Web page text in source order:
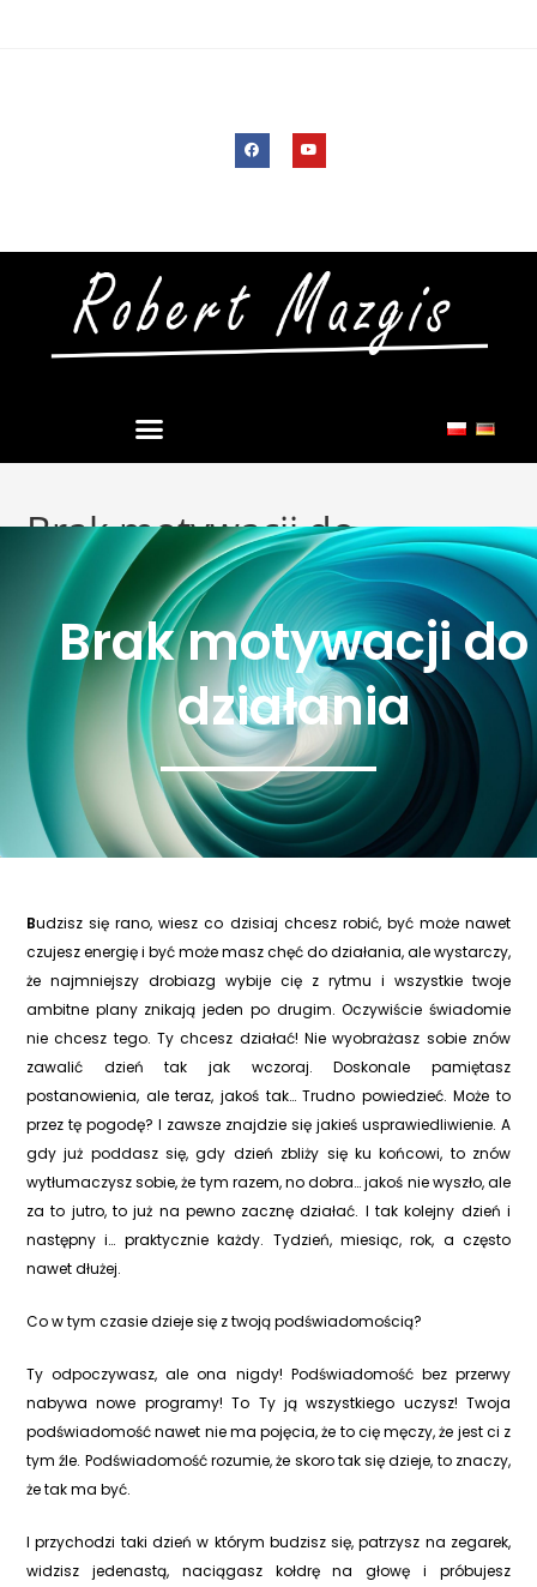
Brak motywacji do
działania
> Brak motywacji do działania
Brak motywacji do
działania
Budzisz się rano, wiesz co dzisiaj chcesz robić, być może nawet
czujesz energię i być może masz chęć do działania, ale wystarczy,
że najmniejszy drobiazg wybije cię z rytmu i wszystkie twoje
ambitne plany znikają jeden po drugim. Oczywiście świadomie
nie chcesz tego. Ty chcesz działać! Nie wyobrażasz sobie znów
zawalić dzień tak jak wczoraj. Doskonale pamiętasz
postanowienia, ale teraz, jakoś tak… Trudno powiedzieć. Może to
przez tę pogodę? I zawsze znajdzie się jakieś usprawiedliwienie. A
gdy już poddasz się, gdy dzień zbliży się ku końcowi, to znów
wytłumaczysz sobie, że tym razem, no dobra… jakoś nie wyszło, ale
za to jutro, to już na pewno zacznę działać. I tak kolejny dzień i
następny i… praktycznie każdy. Tydzień, miesiąc, rok, a często
nawet dłużej.
Co w tym czasie dzieje się z twoją podświadomością?
Ty odpoczywasz, ale ona nigdy! Podświadomość bez przerwy
nabywa nowe programy! To Ty ją wszystkiego uczysz! Twoja
podświadomość nawet nie ma pojęcia, że to cię męczy, że jest ci z
tym źle. Podświadomość rozumie, że skoro tak się dzieje, to znaczy,
że tak ma być.
I przychodzi taki dzień w którym budzisz się, patrzysz na zegarek,
widzisz jedenastą, naciągasz kołdrę na głowę i próbujesz